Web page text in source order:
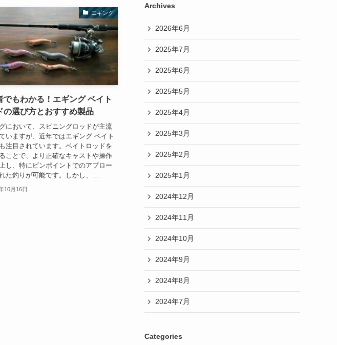
エギング
でもわかる！エギング ベイト
の選び方とおすすめ製品
において、スピニングロッドが主流
いますが、近年ではエギング ベイト
注目されています。ベイトロッドを
ことで、より正確なキャストや操作
し、特にピンポイントでのアプロー
た釣りが可能です。しかし、...
10月16日
Archives
2026年6月
2025年7月
2025年6月
2025年5月
2025年4月
2025年3月
2025年2月
2025年1月
2024年12月
2024年11月
2024年10月
2024年9月
2024年8月
2024年7月
Categories